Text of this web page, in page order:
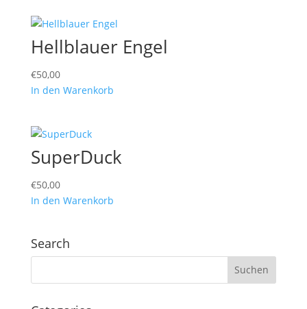
Hellblauer Engel
€50,00
In den Warenkorb
SuperDuck
€50,00
In den Warenkorb
Search